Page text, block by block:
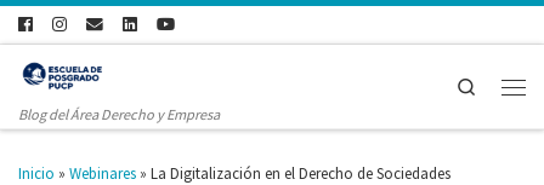
Blog del Área Derecho y Empresa
Search
Inicio » Webinares » La Digitalización en el Derecho de Sociedades